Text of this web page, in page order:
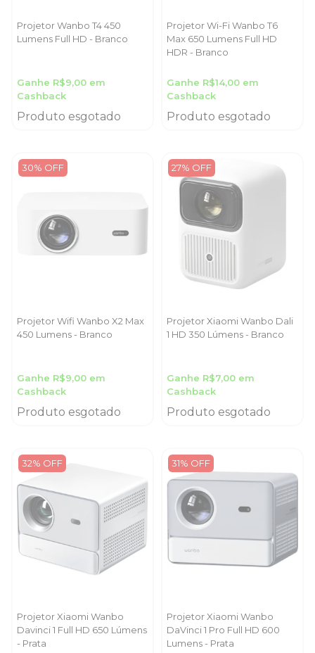
Projetor Wanbo T4 450
Lumens Full HD - Branco
Ganhe R$9,00 em
Cashback
Produto esgotado
Projetor Wi-Fi Wanbo T6
Max 650 Lumens Full HD
HDR - Branco
Ganhe R$14,00 em
Cashback
Produto esgotado
30% OFF
Projetor Wifi Wanbo X2 Max
450 Lumens - Branco
Ganhe R$9,00 em
Cashback
Produto esgotado
27% OFF
Projetor Xiaomi Wanbo Dali
1 HD 350 Lúmens - Branco
Ganhe R$7,00 em
Cashback
Produto esgotado
32% OFF
Projetor Xiaomi Wanbo
Davinci 1 Full HD 650 Lúmens
- Prata
31% OFF
Projetor Xiaomi Wanbo
DaVinci 1 Pro Full HD 600
Lumens - Prata